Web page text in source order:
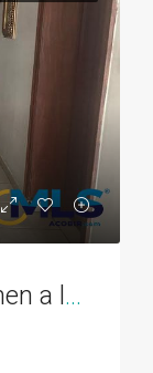
Apartamento en El Carmen a la venta